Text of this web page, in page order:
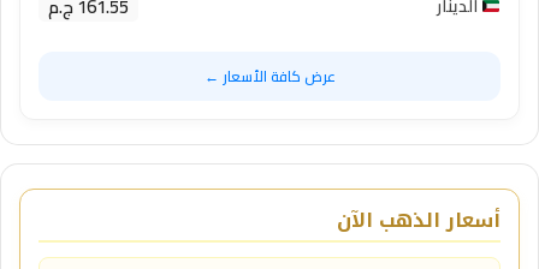
الدينار 161.55 ج.م
عرض كافة الأسعار ←
أسعار الذهب الآن